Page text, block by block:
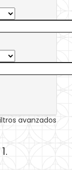
avanzados